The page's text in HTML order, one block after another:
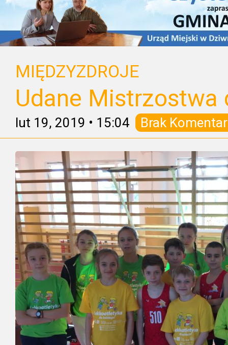
MIĘDZYZDROJE
Udane
lut 19, 2019 • 15:04 Brak